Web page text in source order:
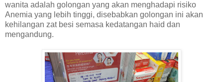
wanita adalah golongan yang akan menghadapi risiko
Anemia yang lebih tinggi, disebabkan golongan ini akan
kehilangan zat besi semasa kedatangan haid dan
mengandung.